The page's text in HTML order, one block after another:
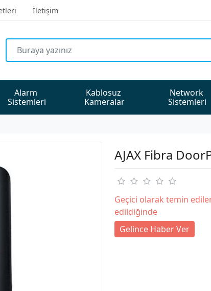
İletişim
Alarm
Sistemleri
Kablosuz
Kameralar
Network
Sistemleri
AJAX Fibra
Geçici olarak temin
edildiğinde
Gelince Haber Ver